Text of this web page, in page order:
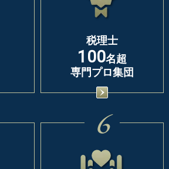
税理士
100名超
専門プロ集団
6